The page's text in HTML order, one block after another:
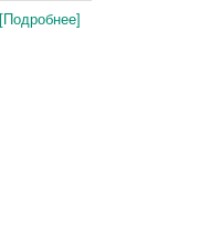
[Подробнее]